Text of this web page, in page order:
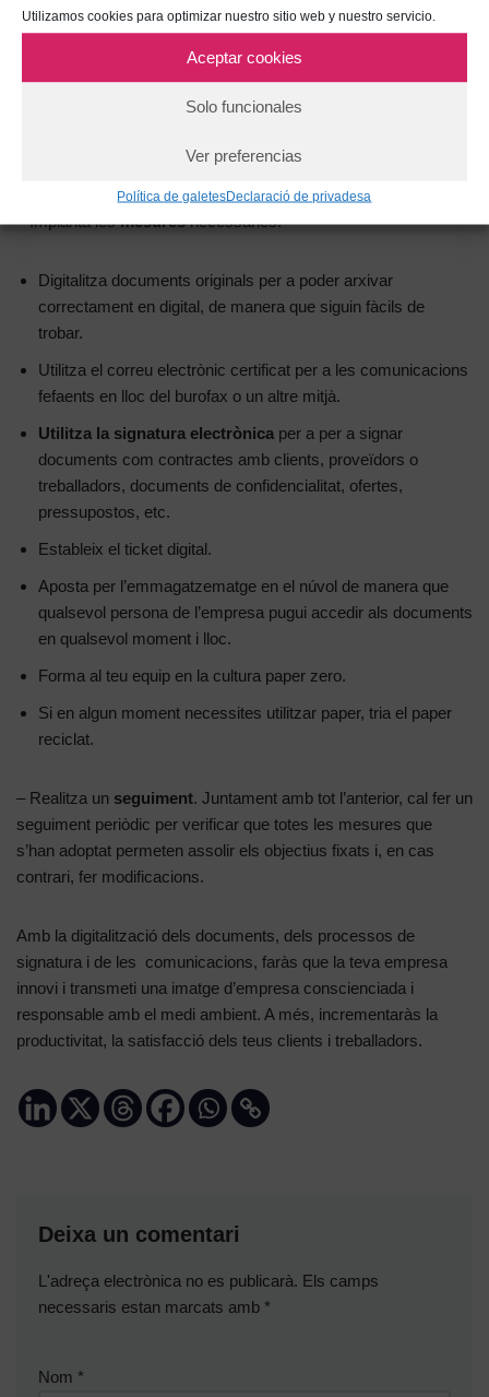
Utilizamos cookies para optimizar nuestro sitio web y nuestro servicio.
Aceptar cookies
Solo funcionales
Ver preferencias
Política de galetesDeclaració de privadesa
– Determina elsobjectiusa aconseguir i el temps per fer-ho.
–Comunicaal teu equip els objectius marcats i les mesures
que implementaràs, d’aquesta manera trobaràs una resistència
– Implanta lesmesuresnecessàries:
Digitalitza documents originals per a poder arxivar
correctament en digital, de manera que siguin fàcils de
trobar.
Utilitza el correu electrònic certificat per a les comunicacions
fefaents en lloc del burofax o un altre mitjà.
Utilitza la signatura electrònica per a per a signar
documents com contractes amb clients, proveïdors o
treballadors, documents de confidencialitat, ofertes,
pressupostos, etc.
Estableix el ticket digital.
Aposta per l’emmagatzematge en el núvol de manera que
qualsevol persona de l’empresa pugui accedir als documents
en qualsevol moment i lloc.
Forma al teu equip en la cultura paper zero.
Si en algun moment necessites utilitzar paper, tria el paper
reciclat.
– Realitza un seguiment. Juntament amb tot l’anterior, cal fer un
seguiment periòdic per verificar que totes les mesures que
s’han adoptat permeten assolir els objectius fixats i, en cas
contrari, fer modificacions.
Amb la digitalització dels documents, dels processos de
signatura i de les comunicacions, faràs que la teva empresa
innovi i transmeti una imatge d’empresa conscienciada i
responsable amb el medi ambient. A més, incrementaràs la
productivitat, la satisfacció dels teus clients i treballadors.
Deixa un comentari
L'adreça electrònica no es publicarà. Els camps
necessaris estan marcats amb *
Nom *